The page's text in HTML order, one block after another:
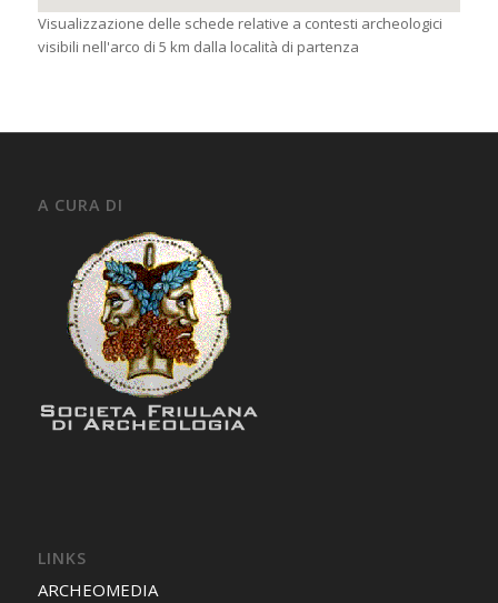
Visualizzazione delle schede relative a contesti archeologici
visibili nell'arco di 5 km dalla località di partenza
A CURA DI
LINKS
ARCHEOMEDIA